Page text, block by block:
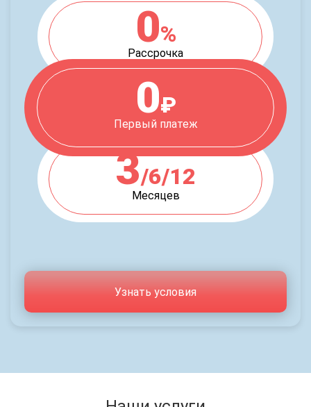
0%
Рассрочка
0₽
Первый платеж
3/6/12
Месяцев
Узнать условия